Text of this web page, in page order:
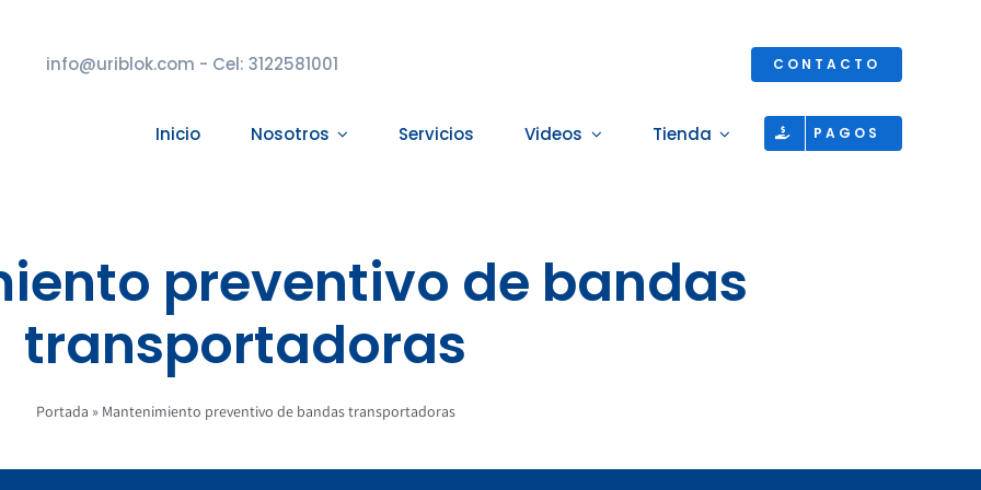
info@uriblok.com - Cel: 3122581001 CONTACTO
Inicio Nosotros Servicios Videos Tienda PAGOS
preventivo de bandas
transportadoras
Portada » Mantenimiento preventivo de bandas transportadoras